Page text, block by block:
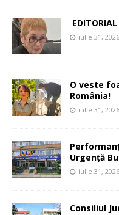
iulie 31, 2026
O veste
România!
iulie 31, 2026
Urgență
iulie 31, 2026
Consiliul